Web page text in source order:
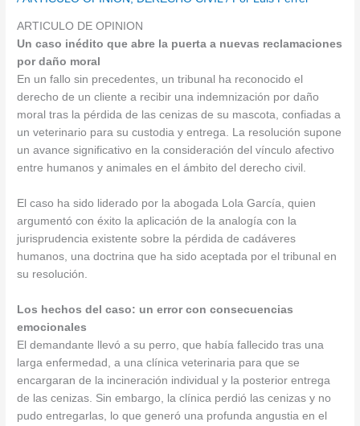
ARTICULO DE OPINION
Un caso inédito que abre la puerta a nuevas reclamaciones
por daño moral
En un fallo sin precedentes, un tribunal ha reconocido el
derecho de un cliente a recibir una indemnización por daño
moral tras la pérdida de las cenizas de su mascota, confiadas a
un veterinario para su custodia y entrega. La resolución supone
un avance significativo en la consideración del vínculo afectivo
entre humanos y animales en el ámbito del derecho civil.
El caso ha sido liderado por la abogada Lola García, quien
argumentó con éxito la aplicación de la analogía con la
jurisprudencia existente sobre la pérdida de cadáveres
humanos, una doctrina que ha sido aceptada por el tribunal en
su resolución.
Los hechos del caso: un error con consecuencias
emocionales
El demandante llevó a su perro, que había fallecido tras una
larga enfermedad, a una clínica veterinaria para que se
encargaran de la incineración individual y la posterior entrega
de las cenizas. Sin embargo, la clínica perdió las cenizas y no
pudo entregarlas, lo que generó una profunda angustia en el